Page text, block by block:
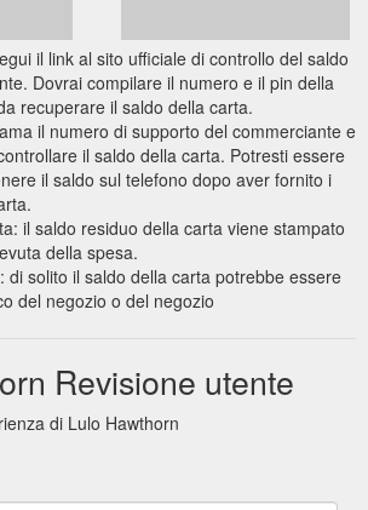
il link al sito ufficiale di controllo del saldo
Dovrai compilare il numero e il pin della
recuperare il saldo della carta.
il numero di supporto del commerciante e
il saldo della carta. Potresti essere
il saldo sul telefono dopo aver fornito i
il saldo residuo della carta viene stampato
della spesa.
di solito il saldo della carta potrebbe essere
del negozio o del negozio
Revisione utente
di Lulo Hawthorn